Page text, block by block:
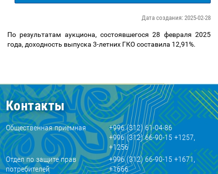
Дата создания: 2025-02-28
По результатам аукциона, состоявшегося 28 февраля 2025
года, доходность выпуска 3-летних ГКО составила 12,91%.
Контакты
Общественная приемная
+996 (312) 61-04-86
+996 (312) 66-90-15 +1257,
+1256
Отдел по защите прав
потребителей
+996 (312) 66-90-15 +1671,
+1666